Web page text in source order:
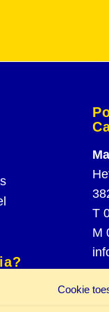
Cookie
T
M